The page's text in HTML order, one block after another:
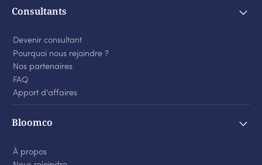
Consultants
Devenir consultant
Pourquoi nous rejoindre ?
Nos partenaires
FAQ
Apport d'affaires
Bloomco
À propos